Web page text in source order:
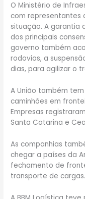
O Ministério de
com representantes
situação. A garantia
dos principais
governo também
rodovias, a
dias, para agilizar o
A União também
caminhões em
Empresas
Santa Catarina e
As companhias
chegar a países da
fechamento de
transporte de cargas.